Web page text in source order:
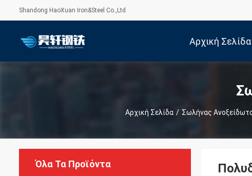
Shandong HaoXuan Iron&Steel Co.,Ltd
Αρχική Σελίδα
Αρχική Σελίδα / Σωλήνας
Όλα Τα Προϊόντα